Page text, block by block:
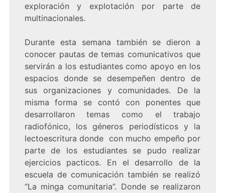
exploración y explotación por parte de
multinacionales.
Durante esta semana también se dieron a
conocer pautas de temas comunicativos que
servirán a los estudiantes como apoyo en los
espacios donde se desempeñen dentro de
sus organizaciones y comunidades. De la
misma forma se contó con ponentes que
desarrollaron temas como el trabajo
radiofónico, los géneros periodísticos y la
lectoescritura donde con mucho empeño por
parte de los estudiantes se pudo realizar
ejercicios pacticos. En el desarrollo de la
escuela de comunicación también se realizó
“La minga comunitaria”. Donde se realizaron